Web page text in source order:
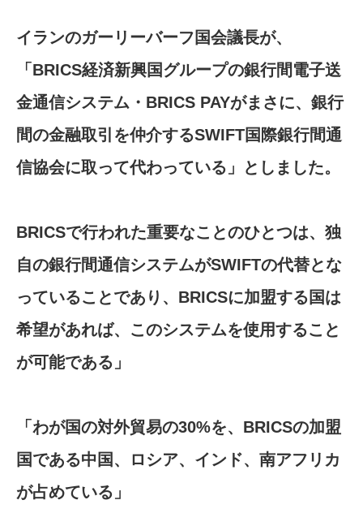
イランのガーリーバーフ国会議長が、
「BRICS経済新興国グループの銀行間電子送
金通信システム・BRICS PAYがまさに、銀行
間の金融取引を仲介するSWIFT国際銀行間通
信協会に取って代わっている」としました。
BRICSで行われた重要なことのひとつは、独
自の銀行間通信システムがSWIFTの代替とな
っていることであり、BRICSに加盟する国は
希望があれば、このシステムを使用すること
が可能である」
「わが国の対外貿易の30%を、BRICSの加盟
国である中国、ロシア、インド、南アフリカ
が占めている」